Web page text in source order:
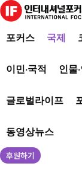
포커스 국제
이민·국적 인물
글로벌라이프
동영상뉴스
후원하기